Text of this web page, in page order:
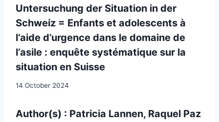
Untersuchung der Situation in der
Schweiz = Enfants et adolescents à
l’aide d’urgence dans le domaine de
l’asile : enquête systématique sur la
situation en Suisse
14 October 2024
Author(s) : Patricia Lannen, Raquel Paz